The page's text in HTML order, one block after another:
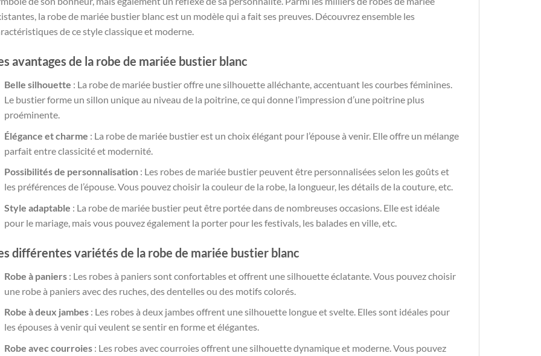
la robe de mariée bustier blanc est un modèle qui a fait ses preuves. Découvrez ensemble les
de ce style classique et moderne.
avantages de la robe de mariée bustier blanc
Belle silhouette : La robe de mariée bustier offre une silhouette alléchante, accentuant les courbes féminines.
Le bustier forme un sillon unique au niveau de la poitrine, ce qui donne l’impression d’une poitrine plus
proéminente.
Élégance et charme : La robe de mariée bustier est un choix élégant pour l’épouse à venir. Elle offre un mélange
parfait entre classicité et modernité.
Possibilités de personnalisation: Les robes de mariée bustier peuvent être personnalisées selon les goûts et
les préférences de l’épouse. Vous pouvez choisir la couleur de la robe, la longueur, les détails de la couture, etc.
Style adaptable : La robe de mariée bustier peut être portée dans de nombreuses occasions. Elle est idéale
pour le mariage, mais vous pouvez également la porter pour les festivals, les balades en ville, etc.
différentes variétés de la robe de mariée bustier blanc
Robe à paniers: Les robes à paniers sont confortables et offrent une silhouette éclatante. Vous pouvez choisir
une robe à paniers avec des ruches, des dentelles ou des motifs colorés.
Robe à deux jambes: Les robes à deux jambes offrent une silhouette longue et svelte. Elles sont idéales pour
les épouses à venir qui veulent se sentir en forme et élégantes.
Robe avec courroies: Les robes avec courroies offrent une silhouette dynamique et moderne. Vous pouvez